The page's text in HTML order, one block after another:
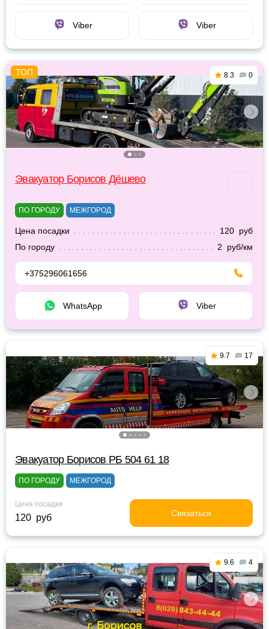
Viber Viber
8.3 0
Эвакуатор Борисов Дёшево
ПО ГОРОДУ МЕЖГОРОД
Цена посадки
120 руб
По городу
2 руб/км
+375296061656
WhatsApp Viber
9.7 17
Эвакуатор Борисов РБ 504 61 18
ПО ГОРОДУ МЕЖГОРОД
Цена посадки
120 руб Связаться
9.6 4